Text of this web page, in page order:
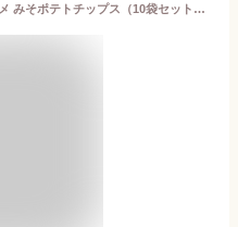
借金なし味噌使用 秩父B級グルメ みそポテトチップス（10袋セット） 埼玉 お土産 ポテくまくん帰省ギザポテトポテチみそぽてとおみやげおつまみスナック日本酒 ビールワインバレンタインホワイトデー 10P01Oct16【smtb-TD】【saitama】送料無料 母の日 父の日